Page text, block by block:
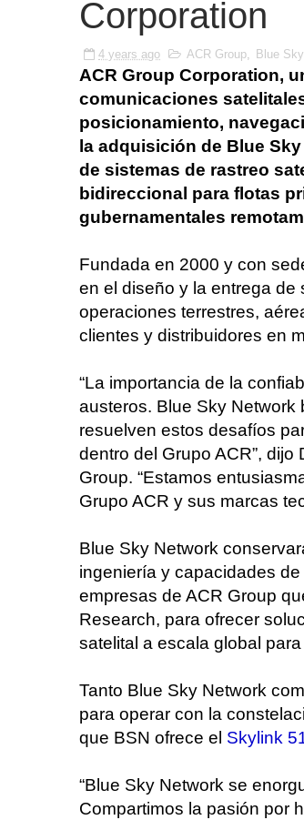
Corporation
4 years ago ACR Group, Blue
ACR Group Corporation,
comunicaciones
posicionamiento,
la adquisición de Blue
de sistemas de rastreo
bidireccional para flotas
gubernamentales
Fundada en 2000 y con
en el diseño y la entrega
operaciones terrestres,
clientes y distribuidores en
“La importancia de la
austeros. Blue Sky
resuelven estos desafíos
dentro del Grupo ACR”,
Group. “Estamos
Grupo ACR y sus marcas
Blue Sky Network
ingeniería y capacidades
empresas de ACR Group
Research, para ofrecer
satelital a escala global
Tanto Blue Sky Network
para operar con la
que BSN ofrece el Skylink
“Blue Sky Network se
Compartimos la pasión por